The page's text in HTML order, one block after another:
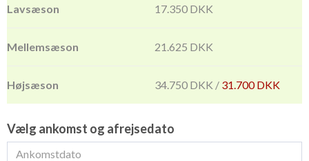
17.350 DKK
21.625 DKK
34.750 DKK / 31.700 DKK
Vælg ankomst og afrejsedato